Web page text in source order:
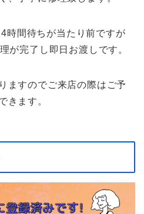
時間待ちが当たり前ですが
が完了し即日お渡しです。
ますのでご来店の際はご予
きます。